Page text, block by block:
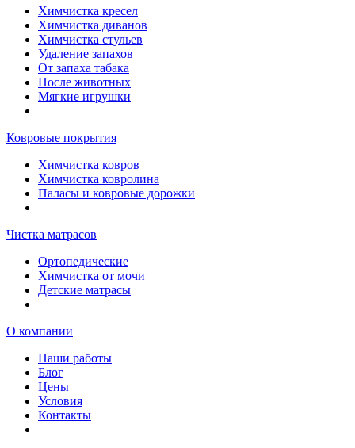
Химчистка кресел
Химчистка диванов
Химчистка стульев
Удаление запахов
От запаха табака
После животных
Мягкие игрушки
Ковровые покрытия
Химчистка ковров
Химчистка ковролина
Паласы и ковровые дорожки
Чистка матрасов
Ортопедические
Химчистка от мочи
Детские матрасы
О компании
Наши работы
Блог
Цены
Условия
Контакты